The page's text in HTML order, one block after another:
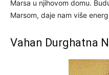
Marsa u njihovom domu.
Marsom, daje nam više
Vahan Durghatna